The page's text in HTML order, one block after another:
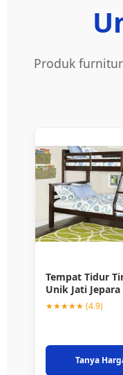
Produk
Tempat Tidur
Unik Jati Jepara
★★★★★ (4.9)
Tanya